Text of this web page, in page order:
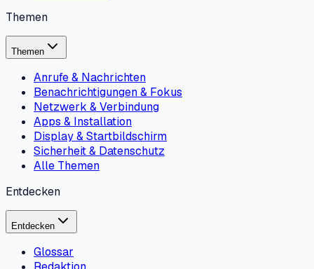
Themen
Themen
Anrufe & Nachrichten
Benachrichtigungen & Fokus
Netzwerk & Verbindung
Apps & Installation
Display & Startbildschirm
Sicherheit & Datenschutz
Alle Themen
Entdecken
Entdecken
Glossar